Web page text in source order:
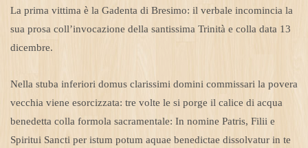
La prima vittima è la Gadenta di Bresimo: il verbale incomincia la
sua prosa coll’invocazione della santissima Trinità e colla data 13
dicembre.
Nella stuba inferiori domus clarissimi domini commissari la povera
vecchia viene esorcizzata: tre volte le si porge il calice di acqua
benedetta colla formola sacramentale: In nomine Patris, Filii e
Spiritui Sancti per istum potum aquae benedictae dissolvatur in te